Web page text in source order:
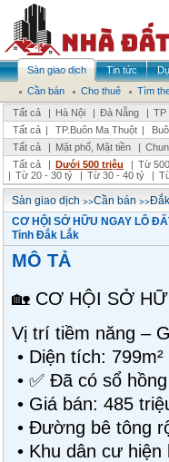
Sàn giao dịch Tin tức
Cần bán
Cho thuê
Tìm
Tất cả
| Hà Nội | Đà Nẵng | TP
Tất cả | TP.Buôn Ma Thuột |
Tất cả
| Mặt phố, Mặt tiền |
Tất cả
| Dưới 500 triệu | Từ
| Từ 20 - 30 tỷ | Từ 30 - 40 tỷ |
Sàn giao dịch >>Cần bán >>
CƠ HỘI SỞ HỮU NGAY LÔ
Tỉnh Đắk Lắk
MÔ TẢ
🏡 CƠ HỘI SỞ
Vị trí tiềm năng –
• Diện tích:
• ✅ Đã có sổ
• Giá bán: 485
• Đường bê tông
• Khu dân cư